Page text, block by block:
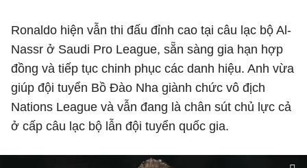
Ronaldo hiện vẫn thi đấu đỉnh cao tại câu lạc bộ Al-
Nassr ở Saudi Pro League, sẵn sàng gia hạn hợp
đồng và tiếp tục chinh phục các danh hiệu. Anh vừa
giúp đội tuyển Bồ Đào Nha giành chức vô địch
Nations League và vẫn đang là chân sút chủ lực cả
ở cấp câu lạc bộ lẫn đội tuyển quốc gia.